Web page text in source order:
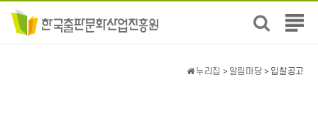
전
뉴
누리집 > 알림마당 > 입찰공고